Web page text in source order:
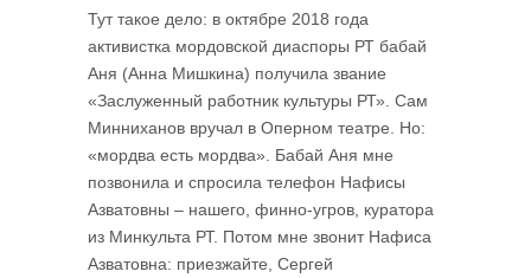
Тут такое дело: в октябре 2018 года
активистка мордовской диаспоры РТ бабай
Аня (Анна Мишкина) получила звание
«Заслуженный работник культуры РТ». Сам
Минниханов вручал в Оперном театре. Но:
«мордва есть мордва». Бабай Аня мне
позвонила и спросила телефон Нафисы
Азватовны – нашего, финно-угров, куратора
из Минкульта РТ. Потом мне звонит Нафиса
Азватовна: приезжайте, Сергей